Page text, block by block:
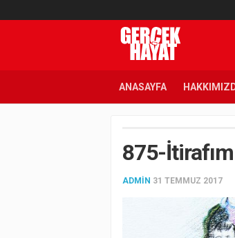
ANASAYFA
875-
ADMIN 31 TEMMUZ 2017